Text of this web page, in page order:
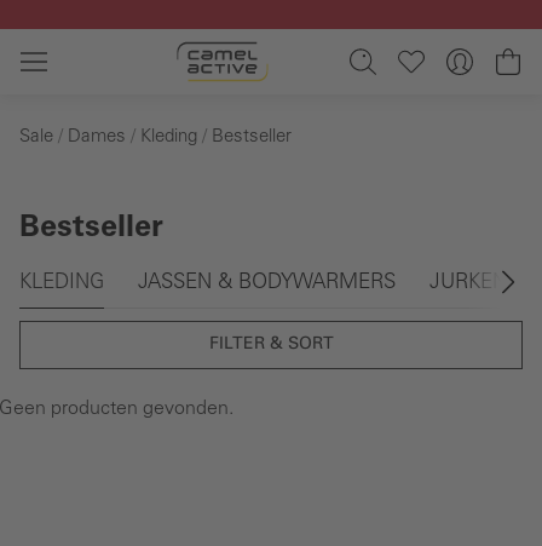
Ga naar de hoofdinhoud
Sale Dames Kleding Bestseller
Bestseller
Galerie overslaan
KLEDING JASSEN & BODYWARMERS JURKEN &
FILTER & SORT
producten gevonden.